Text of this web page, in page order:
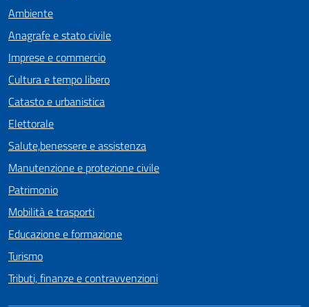
Ambiente
Anagrafe e stato civile
Imprese e commercio
Cultura e tempo libero
Catasto e urbanistica
Elettorale
Salute,benessere e assistenza
Manutenzione e protezione civile
Patrimonio
Mobilità e trasporti
Educazione e formazione
Turismo
Tributi, finanze e contravvenzioni